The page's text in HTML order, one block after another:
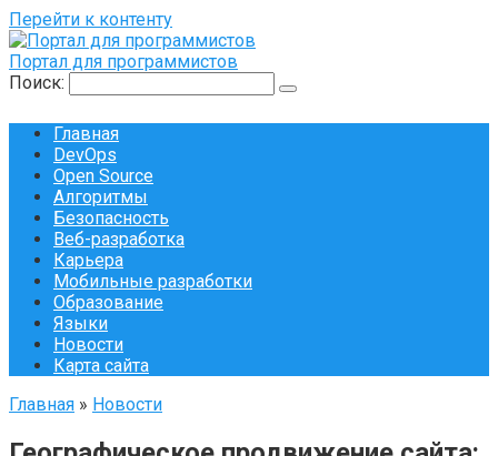
Перейти к контенту
Портал для программистов
Поиск:
Главная
DevOps
Open Source
Алгоритмы
Безопасность
Веб-разработка
Карьера
Мобильные разработки
Образование
Языки
Новости
Карта сайта
Главная » Новости